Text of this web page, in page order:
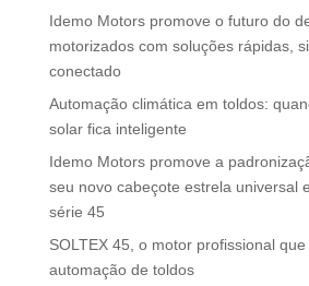
Idemo Motors promove o futuro do
motorizados com soluções rápidas,
conectado
Automação climática em toldos:
solar fica inteligente
Idemo Motors promove a
seu novo cabeçote estrela universal
série 45
SOLTEX 45, o motor profissional
automação de toldos